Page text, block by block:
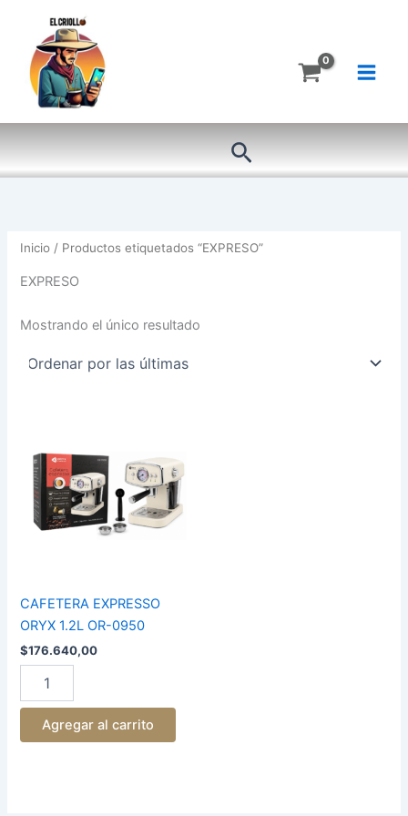
contenido
Buscar
Inicio / Productos etiquetados “EXPRESO”
EXPRESO
Mostrando el único resultado
CAFETERA EXPRESSO
ORYX 1.2L OR-0950
$176.640,00
ORYX
1.2L
OR-
0950
cantidad
Agregar al carrito